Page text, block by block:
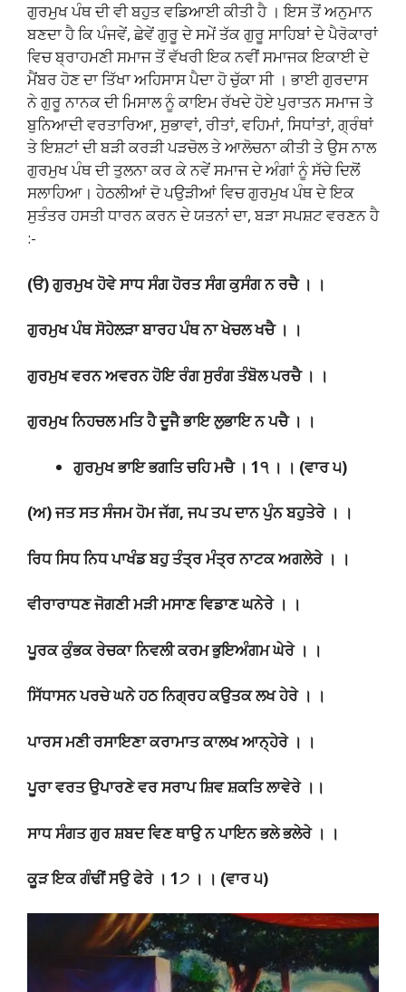
ਗੁਰਮੁਖ ਪੰਥ ਦੀ ਵੀ ਬਹੁਤ ਵਡਿਆਈ ਕੀਤੀ ਹੈ । ਇਸ ਤੋਂ ਅਨੁਮਾਨ
ਬਣਦਾ ਹੈ ਕਿ ਪੰਜਵੇਂ, ਛੇਵੇਂ ਗੁਰੂ ਦੇ ਸਮੇਂ ਤੱਕ ਗੁਰੂ ਸਾਹਿਬਾਂ ਦੇ ਪੈਰੋਕਾਰਾਂ
ਵਿਚ ਬ੍ਰਾਹਮਣੀ ਸਮਾਜ ਤੋਂ ਵੱਖਰੀ ਇਕ ਨਵੀਂ ਸਮਾਜਕ ਇਕਾਈ ਦੇ
ਮੈਂਬਰ ਹੋਣ ਦਾ ਤਿੱਖਾ ਅਹਿਸਾਸ ਪੈਦਾ ਹੋ ਚੁੱਕਾ ਸੀ । ਭਾਈ ਗੁਰਦਾਸ
ਨੇ ਗੁਰੂ ਨਾਨਕ ਦੀ ਮਿਸਾਲ ਨੂੰ ਕਾਇਮ ਰੱਖਦੇ ਹੋਏ ਪੁਰਾਤਨ ਸਮਾਜ ਤੇ
ਬੁਨਿਆਦੀ ਵਰਤਾਰਿਆ, ਸੁਭਾਵਾਂ, ਰੀਤਾਂ, ਵਹਿਮਾਂ, ਸਿਧਾਂਤਾਂ, ਗ੍ਰੰਥਾਂ
ਤੇ ਇਸ਼ਟਾਂ ਦੀ ਬੜੀ ਕਰੜੀ ਪੜਚੋਲ ਤੇ ਆਲੋਚਨਾ ਕੀਤੀ ਤੇ ਉਸ ਨਾਲ
ਗੁਰਮੁਖ ਪੰਥ ਦੀ ਤੁਲਨਾ ਕਰ ਕੇ ਨਵੇਂ ਸਮਾਜ ਦੇ ਅੰਗਾਂ ਨੂੰ ਸੱਚੇ ਦਿਲੋਂ
ਸਲਾਹਿਆ। ਹੇਠਲੀਆਂ ਦੋ ਪਉੜੀਆਂ ਵਿਚ ਗੁਰਮੁਖ ਪੰਥ ਦੇ ਇਕ
ਸੁਤੰਤਰ ਹਸਤੀ ਧਾਰਨ ਕਰਨ ਦੇ ਯਤਨਾਂ ਦਾ, ਬੜਾ ਸਪਸ਼ਟ ਵਰਣਨ ਹੈ
:-
(ੳ) ਗੁਰਮੁਖ ਹੋਵੇ ਸਾਧ ਸੰਗ ਹੋਰਤ ਸੰਗ ਕੁਸੰਗ ਨ ਰਚੈ । ।
ਗੁਰਮੁਖ ਪੰਥ ਸੋਹੇਲੜਾ ਬਾਰਹ ਪੰਥ ਨਾ ਖੇਚਲ ਖਚੈ । ।
ਗੁਰਮੁਖ ਵਰਨ ਅਵਰਨ ਹੋਇ ਰੰਗ ਸੁਰੰਗ ਤੰਬੋਲ ਪਰਚੈ । ।
ਗੁਰਮੁਖ ਨਿਹਚਲ ਮਤਿ ਹੈ ਦੂਜੈ ਭਾਇ ਲੁਭਾਇ ਨ ਪਚੈ । ।
ਗੁਰਮੁਖ ਭਾਇ ਭਗਤਿ ਚਹਿ ਮਚੈ । 1੧ । । (ਵਾਰ ੫)
(ਅ) ਜਤ ਸਤ ਸੰਜਮ ਹੋਮ ਜੱਗ, ਜਪ ਤਪ ਦਾਨ ਪੁੰਨ ਬਹੁਤੇਰੇ । ।
ਰਿਧ ਸਿਧ ਨਿਧ ਪਾਖੰਡ ਬਹੁ ਤੰਤ੍ਰ ਮੰਤ੍ਰ ਨਾਟਕ ਅਗਲੇਰੇ । ।
ਵੀਰਾਰਾਧਣ ਜੋਗਣੀ ਮੜੀ ਮਸਾਣ ਵਿਡਾਣ ਘਨੇਰੇ । ।
ਪੂਰਕ ਕੁੰਭਕ ਰੇਚਕਾ ਨਿਵਲੀ ਕਰਮ ਭੁਇਅੰਗਮ ਘੇਰੇ । ।
ਸਿੱਧਾਸਨ ਪਰਚੇ ਘਨੇ ਹਠ ਨਿਗ੍ਰਹ ਕਉਤਕ ਲਖ ਹੇਰੇ । ।
ਪਾਰਸ ਮਣੀ ਰਸਾਇਣਾ ਕਰਾਮਾਤ ਕਾਲਖ ਆਨ੍ਹੇਰੇ । ।
ਪੂਰਾ ਵਰਤ ਉਪਾਰਣੇ ਵਰ ਸਰਾਪ ਸ਼ਿਵ ਸ਼ਕਤਿ ਲਾਵੇਰੇ ।।
ਸਾਧ ਸੰਗਤ ਗੁਰ ਸ਼ਬਦ ਵਿਣ ਥਾਉ ਨ ਪਾਇਨ ਭਲੇ ਭਲੇਰੇ । ।
ਕੂੜ ਇਕ ਗੰਢੀਂ ਸਉ ਫੇਰੇ । 1੭ । । (ਵਾਰ ੫)